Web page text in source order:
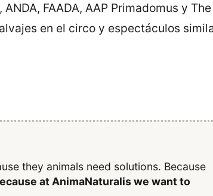
FAADA, AAP Primadomus y The
en el circo y espectáculos
they animals need solutions. Because
at AnimaNaturalis we want to